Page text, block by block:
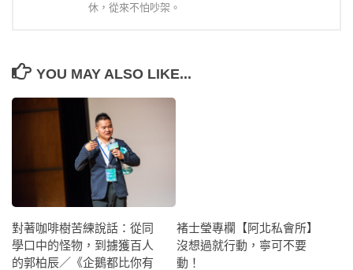
休，從來不怕吵架。
YOU MAY ALSO LIKE...
對著咖啡樹苦練說話：從同
學口中的怪物，到擄獲百人
的郭柏辰／《企鵝都比你有
褚士瑩專欄【阿北私會所】
沒想過就行動，寧可不要
動！